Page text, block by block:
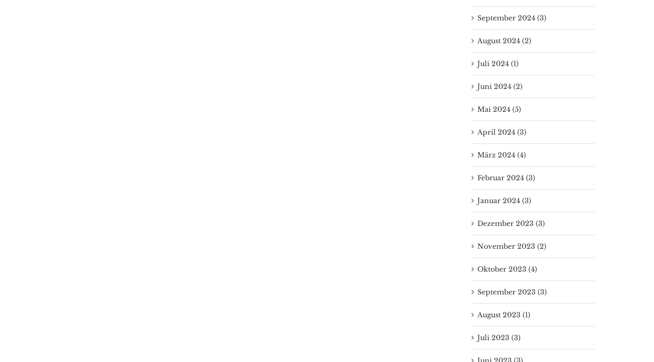
September 2024 (3)
August 2024 (2)
Juli 2024 (1)
Juni 2024 (2)
Mai 2024 (5)
April 2024 (3)
März 2024 (4)
Februar 2024 (3)
Januar 2024 (3)
Dezember 2023 (3)
November 2023 (2)
Oktober 2023 (4)
September 2023 (3)
August 2023 (1)
Juli 2023 (3)